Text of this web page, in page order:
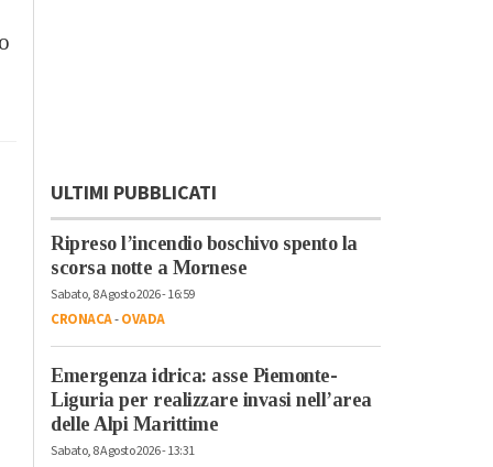
ULTIMI PUBBLICATI
Ripreso l’incendio boschivo spento la
scorsa notte a Mornese
Sabato, 8 Agosto 2026 - 16:59
CRONACA-OVADA
Emergenza idrica: asse Piemonte-
Liguria per realizzare invasi nell’area
delle Alpi Marittime
Sabato, 8 Agosto 2026 - 13:31